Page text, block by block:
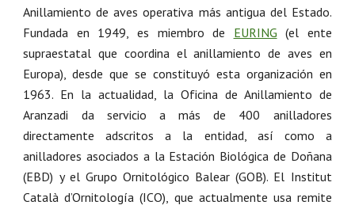
Anillamiento de aves operativa más antigua del Estado.
Fundada en 1949, es miembro de EURING (el ente
supraestatal que coordina el anillamiento de aves en
Europa), desde que se constituyó esta organización en
1963. En la actualidad, la Oficina de Anillamiento de
Aranzadi da servicio a más de 400 anilladores
directamente adscritos a la entidad, así como a
anilladores asociados a la Estación Biológica de Doñana
(EBD) y el Grupo Ornitológico Balear (GOB). El Institut
Català d’Ornitología (ICO), que actualmente usa remite